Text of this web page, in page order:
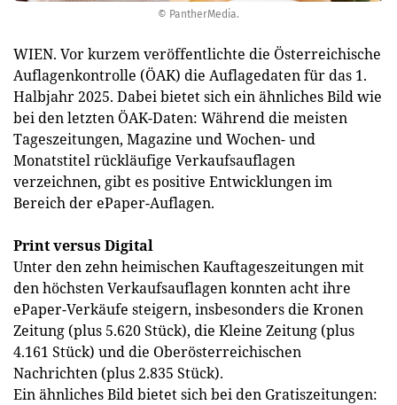
© PantherMedia.
WIEN. Vor kurzem veröffentlichte die Österreichische
Auflagenkontrolle (ÖAK) die Auflagedaten für das 1.
Halbjahr 2025. Dabei bietet sich ein ähnliches Bild wie
bei den letzten ÖAK-Daten: Während die meisten
Tageszeitungen, Magazine und Wochen- und
Monatstitel rückläufige Verkaufsauflagen
verzeichnen, gibt es positive Entwicklungen im
Bereich der ePaper-Auflagen.
Print versus Digital
Unter den zehn heimischen Kauftageszeitungen mit
den höchsten Verkaufsauflagen konnten acht ihre
ePaper-Verkäufe steigern, insbesonders die Kronen
Zeitung (plus 5.620 Stück), die Kleine Zeitung (plus
4.161 Stück) und die Oberösterreichischen
Nachrichten (plus 2.835 Stück).
Ein ähnliches Bild bietet sich bei den Gratiszeitungen: